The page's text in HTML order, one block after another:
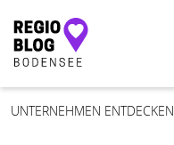
Hauptnavigation
UNTERNEHMEN ENTDECKEN